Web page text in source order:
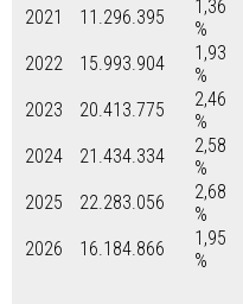
2021
11.296.395
1,36
%
2022
15.993.904
1,93
%
2023
20.413.775
2,46
%
2024
21.434.334
2,58
%
2025
22.283.056
2,68
%
2026
16.184.866
1,95
%